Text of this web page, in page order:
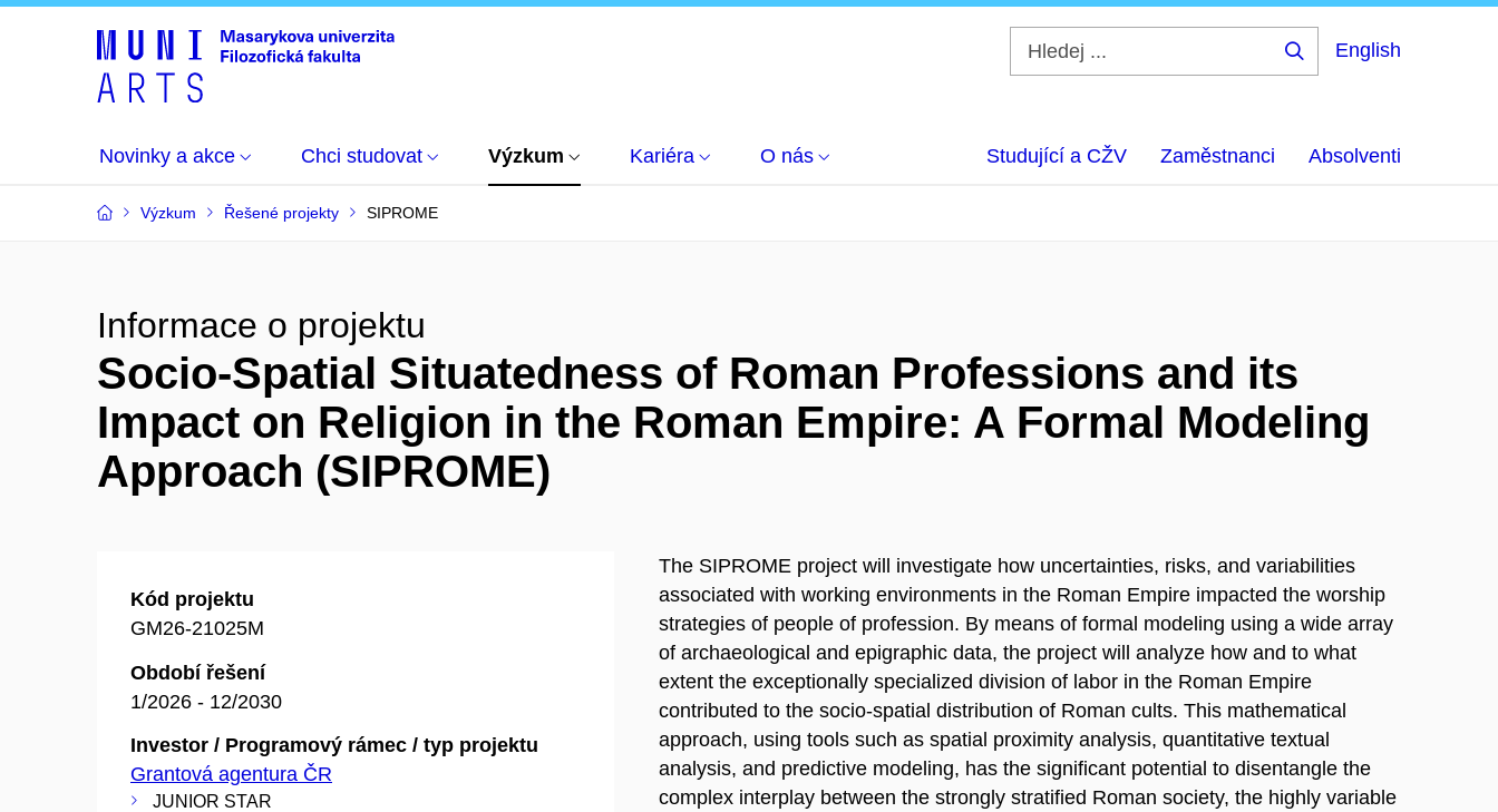
English
Novinky a akce Chci studovat Výzkum Kariéra O nás Studující a CŽV Zaměstnanci Absolventi
Výzkum Řešené projekty SIPROME
Informace o projektu
Socio-Spatial Situatedness of Roman Professions and its
Impact on Religion in the Roman Empire: A Formal Modeling
Approach (SIPROME)
Kód projektu
GM26-21025M
Období řešení
1/2026 - 12/2030
Investor / Programový rámec / typ projektu
Grantová agentura ČR
JUNIOR STAR
The SIPROME project will investigate how uncertainties, risks, and variabilities
associated with working environments in the Roman Empire impacted the worship
strategies of people of profession. By means of formal modeling using a wide array
of archaeological and epigraphic data, the project will analyze how and to what
extent the exceptionally specialized division of labor in the Roman Empire
contributed to the socio-spatial distribution of Roman cults. This mathematical
approach, using tools such as spatial proximity analysis, quantitative textual
analysis, and predictive modeling, has the significant potential to disentangle the
complex interplay between the strongly stratified Roman society, the highly variable